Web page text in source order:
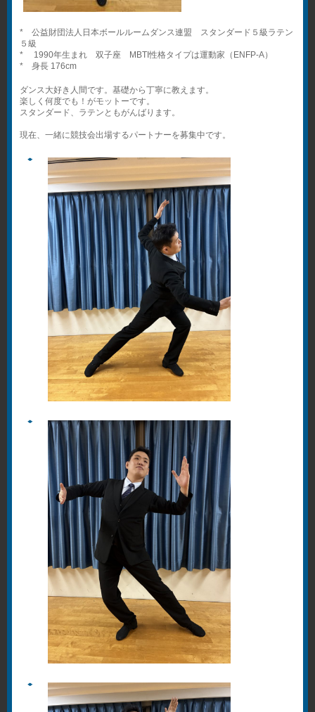
* 公益財団法人日本ボールルームダンス連盟 スタンダード５級ラテン
５級
* 1990年生まれ 双子座 MBTI性格タイプは運動家（ENFP-A）
* 身長 176cm
ダンス大好き人間です。基礎から丁寧に教えます。
楽しく何度でも！がモットーです。
スタンダード、ラテンともがんばります。
現在、一緒に競技会出場するパートナーを募集中です。